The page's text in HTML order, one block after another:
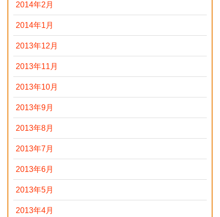
2014年2月
2014年1月
2013年12月
2013年11月
2013年10月
2013年9月
2013年8月
2013年7月
2013年6月
2013年5月
2013年4月